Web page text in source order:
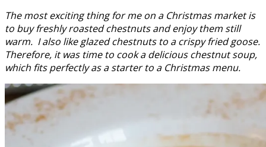
The most exciting thing for me on a Christmas market is
to buy freshly roasted chestnuts and enjoy them still
warm. I also like glazed chestnuts to a crispy fried goose.
Therefore, it was time to cook a delicious chestnut soup,
which fits perfectly as a starter to a Christmas menu.